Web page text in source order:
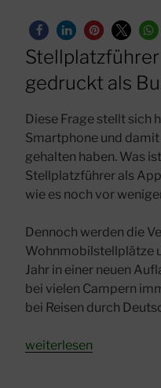
gedruckt als
Diese Frage stellt sich
Smartphone und
gehalten haben. Was
Stellplatzführer als
wie es noch vor
Dennoch werden die
Wohnmobilstellplätze
Jahr in einer neuen
bei vielen Campern
bei Reisen durch
„Stellplatzführer
weiterlesen